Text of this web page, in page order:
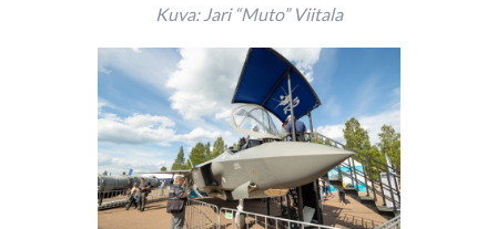
Kuva: Jari “Muto” Viitala